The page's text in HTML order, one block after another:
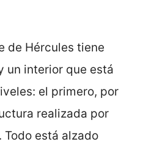
de Hércules tiene
un interior que está
el primero, por
realizada por
Todo está alzado